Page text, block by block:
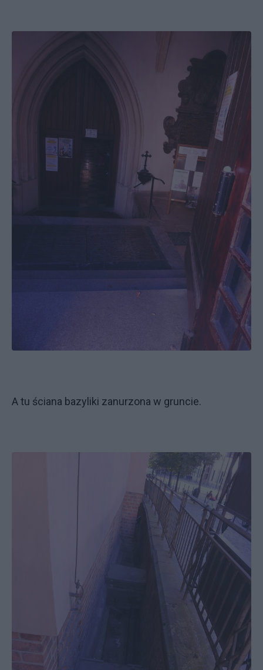
A tu ściana bazyliki zanurzona w gruncie.